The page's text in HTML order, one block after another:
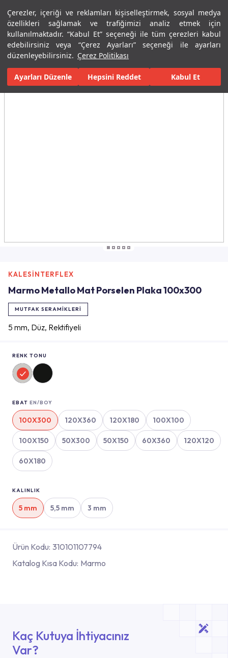
Çerezler, içeriği ve reklamları kişiselleştirmek, sosyal medya
özellikleri sağlamak ve trafiğimizi analiz etmek için
kullanılmaktadır. “Kabul Et” seçeneği ile tüm çerezleri kabul
edebilirsiniz veya “Çerez Ayarları” seçeneği ile ayarları
düzenleyebilirsiniz. Çerez Politikası
Ayarları Düzenle Hepsini Reddet Kabul Et
Menü Menü
Ana Sayfa Karolar Konut İçi Alanlar Mutfak Seramikleri
Tüm Görseller(12)
KALESİNTERFLEX
Marmo Metallo Mat Porselen Plaka 100x300
MUTFAK SERAMIKLERI
5 mm, Düz, Rektifiyeli
RENK TONU
EBAT EN/BOY
100X300 120X360 120X180 100X100
100X150 50X300 50X150 60X360 120X120
60X180
KALINLIK
5 mm 5,5 mm 3 mm
Ürün Kodu: 310101107794
Katalog Kısa Kodu: Marmo
Kaç Kutuya İhtiyacınız
Var?